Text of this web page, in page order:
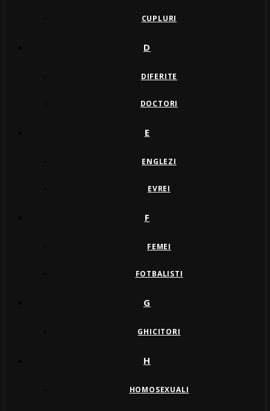
CUPLURI
D
DIFERITE
DOCTORI
E
ENGLEZI
EVREI
F
FEMEI
FOTBALISTI
G
GHICITORI
H
HOMOSEXUALI